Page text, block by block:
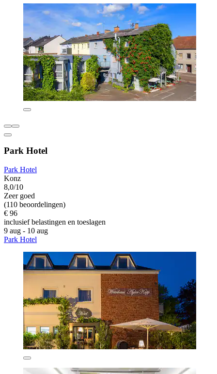
Park Hotel
Park Hotel
Konz
8,0/10
Zeer goed
(110 beoordelingen)
€ 96
inclusief belastingen en toeslagen
9 aug - 10 aug
Park Hotel